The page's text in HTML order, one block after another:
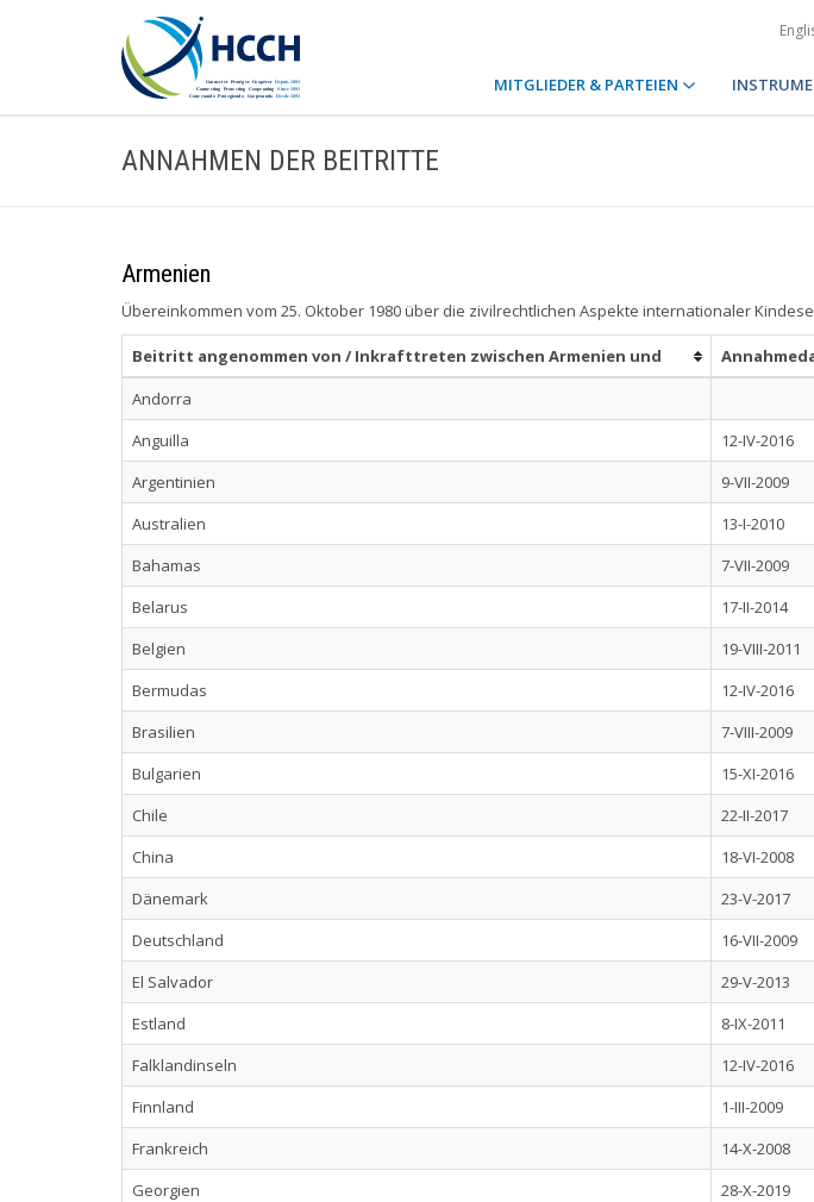
MITGLIEDER & PARTEIEN
ANNAHMEN DER BEITRITTE
Armenien
Übereinkommen vom 25. Oktober 1980 über die zivilrechtlichen Aspekte internationaler
Beitritt angenommen von / Inkrafttreten zwischen Armenien und
Andorra
Anguilla
12-IV-2016
Argentinien
9-VII-2009
Australien
13-I-2010
Bahamas
7-VII-2009
Belarus
17-II-2014
Belgien
19-VIII-2011
Bermudas
12-IV-2016
Brasilien
7-VIII-2009
Bulgarien
15-XI-2016
Chile
22-II-2017
China
18-VI-2008
Dänemark
23-V-2017
Deutschland
16-VII-2009
El Salvador
29-V-2013
Estland
8-IX-2011
Falklandinseln
12-IV-2016
Finnland
1-III-2009
Frankreich
14-X-2008
Georgien
28-X-2019